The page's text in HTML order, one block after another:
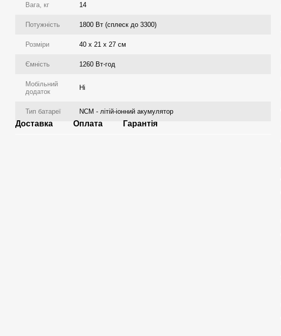
Вага, кг 14
Потужність 1800 Вт (сплеск до 3300)
Розміри 40 x 21 x 27 см
Ємність 1260 Вт⋅год
Мобільний
додаток
Ні
Тип батареї NCM - літій-іонний акумулятор
Доставка Оплата Гарантія